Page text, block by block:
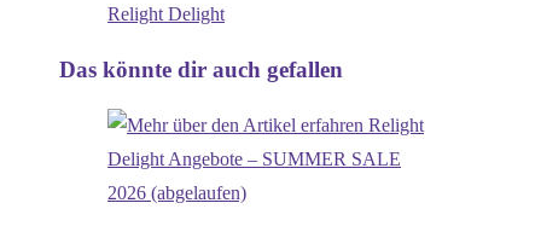
Das könnte dir auch gefallen